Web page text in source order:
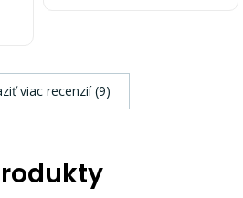
viac recenzií (9)